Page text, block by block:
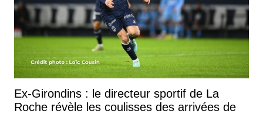
Ex-Girondins : le directeur sportif de La
Roche révèle les coulisses des arrivées de